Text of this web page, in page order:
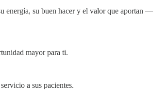
energía, su buen hacer y el valor que aportan —
mayor para ti.
a sus pacientes.